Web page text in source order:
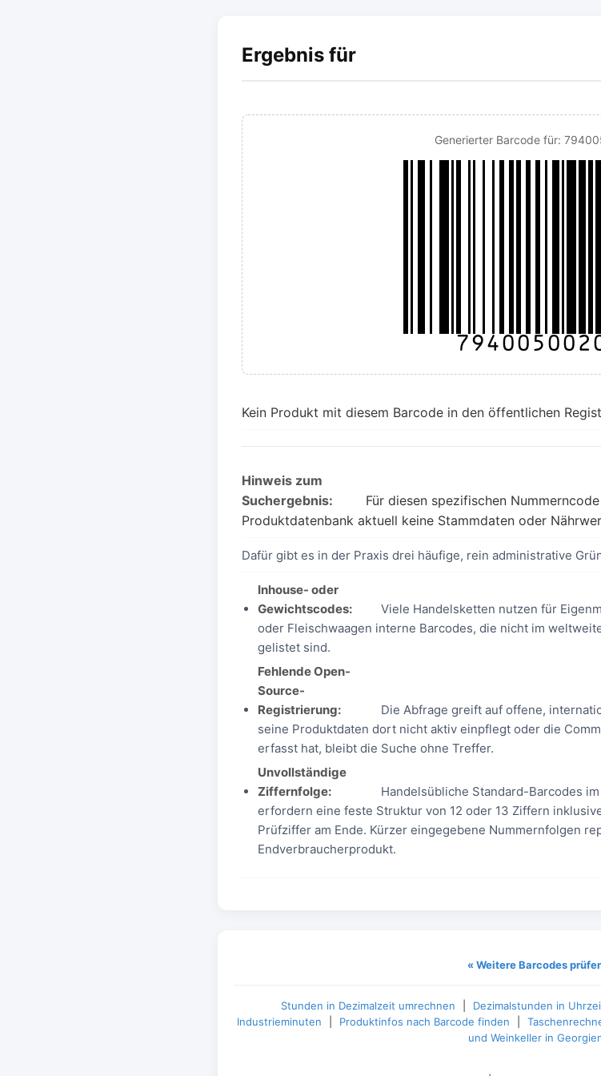
Ergebnis für
Generierter Barcode für:
Kein Produkt mit diesem Barcode in den öffentlichen
Hinweis zum
Suchergebnis:
Für diesen spezifischen
Produktdatenbank aktuell keine Stammdaten oder
Dafür gibt es in der Praxis drei häufige, rein administrative
Inhouse- oder
Gewichtscodes:
Viele Handelsketten nutzen für
oder Fleischwaagen interne Barcodes, die nicht im
gelistet sind.
Fehlende Open-
Source-
Registrierung:
Die Abfrage greift auf offene,
seine Produktdaten dort nicht aktiv einpflegt oder die
erfasst hat, bleibt die Suche ohne Treffer.
Unvollständige
Ziffernfolge:
Handelsübliche Standard-Barcodes
erfordern eine feste Struktur von 12 oder 13 Ziffern
Prüfziffer am Ende. Kürzer eingegebene Nummernfolgen
Endverbraucherprodukt.
« Weitere Barcodes
Stunden in Dezimalzeit umrechnen Dezimalstunden in
Industrieminuten
Produktinfos nach Barcode finden
und Weinkeller in